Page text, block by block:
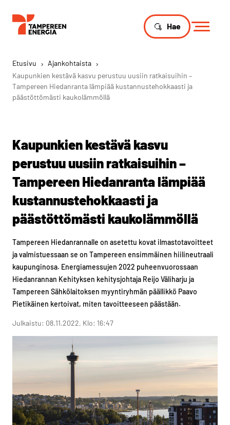
Hae
Etusivu › Ajankohtaista ›
Kaupunkien kestävä kasvu perustuu uusiin ratkaisuihin –
Tampereen Hiedanranta lämpiää kustannustehokkaasti ja
päästöttömästi kaukolämmöllä
Kaupunkien kestävä kasvu
perustuu uusiin ratkaisuihin –
Tampereen Hiedanranta lämpiää
kustannustehokkaasti ja
päästöttömästi kaukolämmöllä
Tampereen Hiedanrannalle on asetettu kovat ilmastotavoitteet
ja valmistuessaan se on Tampereen ensimmäinen hiilineutraali
kaupunginosa. Energiamessujen 2022 puheenvuorossaan
Hiedanrannan Kehityksen kehitysjohtaja Reijo Väliharju ja
Tampereen Sähkölaitoksen myyntiryhmän päällikkö Paavo
Pietikäinen kertoivat, miten tavoitteeseen päästään.
Julkaistu: 08.11.2022, Klo: 16:47